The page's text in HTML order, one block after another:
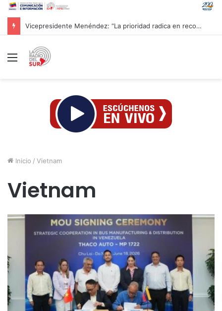
CAC 2026: Venezolano Ricardo Montes de Oca conquista Oro en salto con pértiga
Menú
Inicio / Vietnam
Vietnam